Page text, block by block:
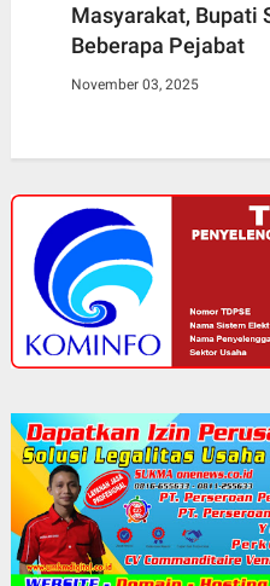
Masyarakat, Bupati
Beberapa Pejabat
November 03, 2025